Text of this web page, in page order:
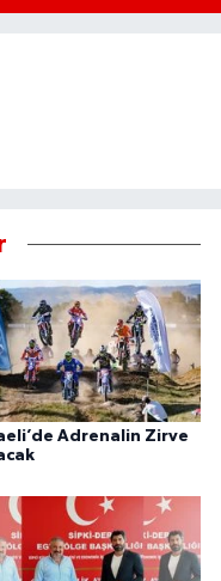
Adrenalin Zirve